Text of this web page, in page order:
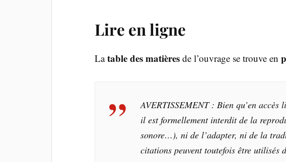
Lire en ligne
Latable des matières de l’ouvrage se trouve en
AVERTISSEMENT : Bien qu’en
il est formellement interdit de la
sonore…), ni de l’adapter, ni de la
citations peuvent toutefois être utilisés